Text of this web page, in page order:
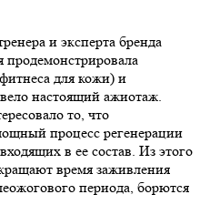
и эксперта бренда
для кожи) и
настоящий ажиотаж.
то, что
процесс регенерации
в ее состав. Из этого
время заживления
периода, борются